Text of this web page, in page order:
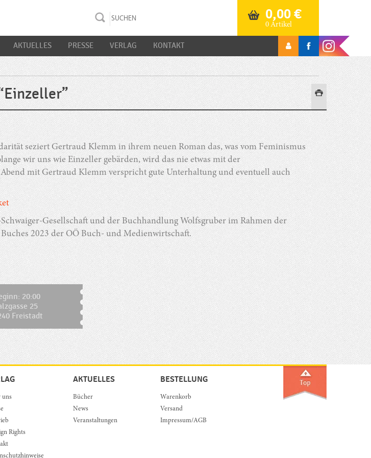
0,00€
0 Artikel
AKTUELLES PRESSE VERLAG KONTAKT
seziert Gertraud Klemm in ihrem neuen Roman das, was vom Feminismus
wir uns wie Einzeller gebärden, wird das nie etwas mit der
mit Gertraud Klemm verspricht gute Unterhaltung und eventuell auch
Gesellschaft und der Buchhandlung Wolfsgruber im Rahmen der
2023 der OÖ Buch- und Medienwirtschaft.
20:00
25
Freistadt
uns
Rights
AKTUELLES
Bücher
News
Veranstaltungen
BESTELLUNG
Warenkorb
Versand
Impressum/AGB